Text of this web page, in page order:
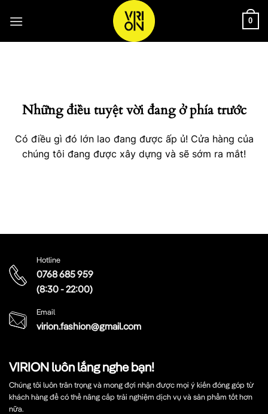
qua
0
Những điều tuyệt vời đang ở phía trước
Có điều gì đó lớn lao đang được ấp ủ! Cửa hàng của
chúng tôi đang được xây dựng và sẽ sớm ra mắt!
VIRION luôn lắng nghe bạn!
Chúng tôi luôn trân trọng và mong đợi nhận được mọi ý kiến đóng góp từ
khách hàng để có thể nâng cấp trải nghiệm dịch vụ và sản phẩm tốt hơn
nữa.
Hotline
0768 685 959
(8:30 - 22:00)
Email
virion.fashion@gmail.com